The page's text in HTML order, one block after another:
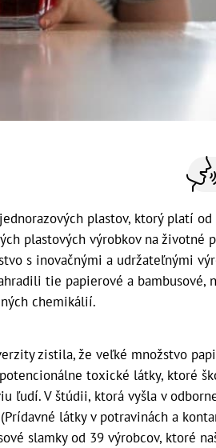
jednorazových plastov, ktorý platí
plastových výrobkov na životné
s inovačnými a udržateľnými
tie papierové a bambusové,
chemikálií.
zistila, že veľké množstvo
toxické látky, ktoré
ľudí. V štúdii, ktorá vyšla v
látky v potravinách a
slamky od 39 výrobcov, ktoré